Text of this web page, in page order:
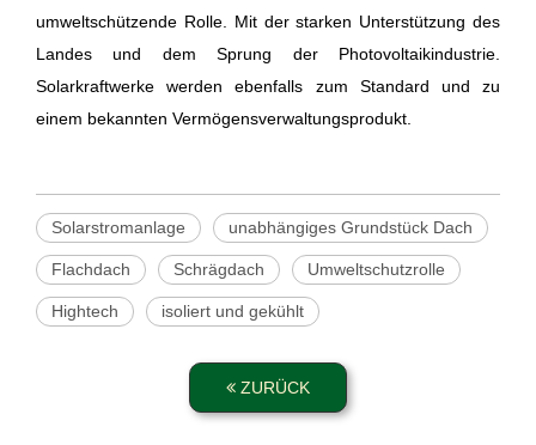
umweltschützende Rolle. Mit der starken Unterstützung des
Landes und dem Sprung der Photovoltaikindustrie.
Solarkraftwerke werden ebenfalls zum Standard und zu
einem bekannten Vermögensverwaltungsprodukt.
Solarstromanlage unabhängiges Grundstück Dach
Flachdach Schrägdach Umweltschutzrolle
Hightech isoliert und gekühlt
ZURÜCK